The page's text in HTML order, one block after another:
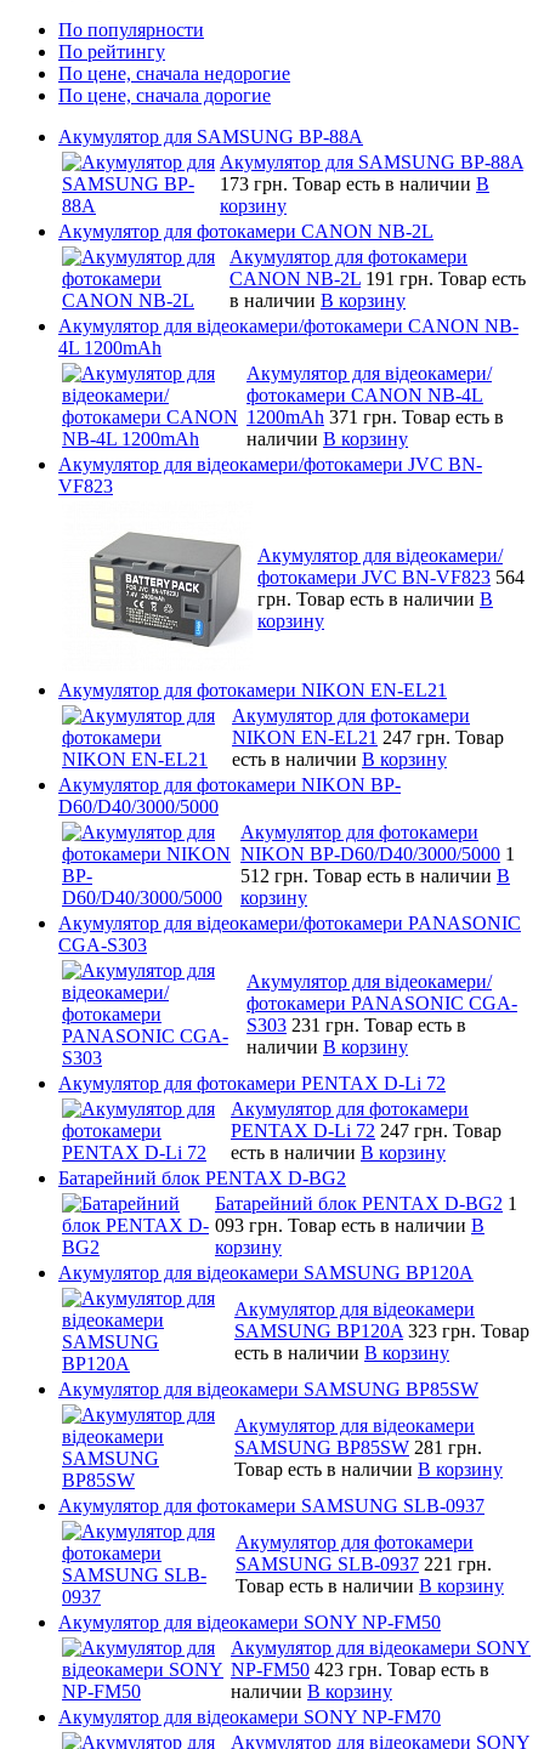
По популярности
По рейтингу
По цене, сначала недорогие
По цене, сначала дорогие
Акумулятор для SAMSUNG BP-88A
Акумулятор для SAMSUNG BP-88A
173 грн. Товар есть в наличии В
корзину
Акумулятор для фотокамери CANON NB-2L
Акумулятор для фотокамери
CANON NB-2L 191 грн. Товар есть
в наличии В корзину
Акумулятор для відеокамери/фотокамери CANON NB-
4L 1200mAh
Акумулятор для відеокамери/
фотокамери CANON NB-4L
1200mAh 371 грн. Товар есть в
наличии В корзину
Акумулятор для відеокамери/фотокамери JVC BN-
VF823
Акумулятор для відеокамери/
фотокамери JVC BN-VF823 564
грн. Товар есть в наличии В
корзину
Акумулятор для фотокамери NIKON EN-EL21
Акумулятор для фотокамери
NIKON EN-EL21 247 грн. Товар
есть в наличии В корзину
Акумулятор для фотокамери NIKON BP-
D60/D40/3000/5000
Акумулятор для фотокамери
NIKON BP-D60/D40/3000/5000 1
512 грн. Товар есть в наличии В
корзину
Акумулятор для відеокамери/фотокамери PANASONIC
CGA-S303
Акумулятор для відеокамери/
фотокамери PANASONIC CGA-
S303 231 грн. Товар есть в
наличии В корзину
Акумулятор для фотокамери PENTAX D-Li 72
Акумулятор для фотокамери
PENTAX D-Li 72 247 грн. Товар
есть в наличии В корзину
Батарейний блок PENTAX D-BG2
Батарейний блок PENTAX D-BG2 1
093 грн. Товар есть в наличии В
корзину
Акумулятор для відеокамери SAMSUNG BP120A
Акумулятор для відеокамери
SAMSUNG BP120A 323 грн. Товар
есть в наличии В корзину
Акумулятор для відеокамери SAMSUNG BP85SW
Акумулятор для відеокамери
SAMSUNG BP85SW 281 грн.
Товар есть в наличии В корзину
Акумулятор для фотокамери SAMSUNG SLB-0937
Акумулятор для фотокамери
SAMSUNG SLB-0937 221 грн.
Товар есть в наличии В корзину
Акумулятор для відеокамери SONY NP-FM50
Акумулятор для відеокамери SONY
NP-FM50 423 грн. Товар есть в
наличии В корзину
Акумулятор для відеокамери SONY NP-FM70
Акумулятор для відеокамери SONY